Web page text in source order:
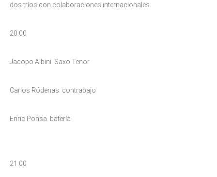
dos tríos con colaboraciones internacionales.
20:00
Jacopo Albini. Saxo Tenor
Carlos Ródenas. contrabajo
Enric Ponsa. batería
21:00